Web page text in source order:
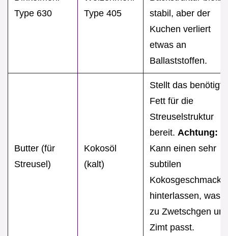
Type 630
Type 405
stabil, aber der
Kuchen verliert
etwas an
Ballaststoffen.
Butter (für
Streusel)
Kokosöl
(kalt)
Stellt das benötigte
Fett für die
Streuselstruktur
bereit. Achtung:
Kann einen sehr
subtilen
Kokosgeschmack
hinterlassen, was
zu Zwetschgen
Zimt passt.